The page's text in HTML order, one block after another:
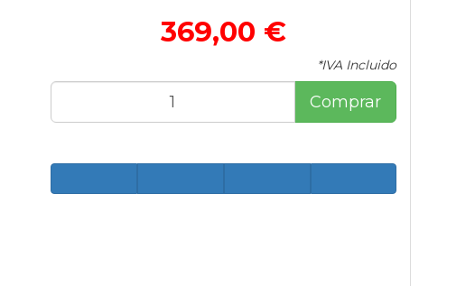
369,00 €
*IVA Incluido
Comprar